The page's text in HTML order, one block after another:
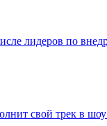
лидеров по
свой трек в